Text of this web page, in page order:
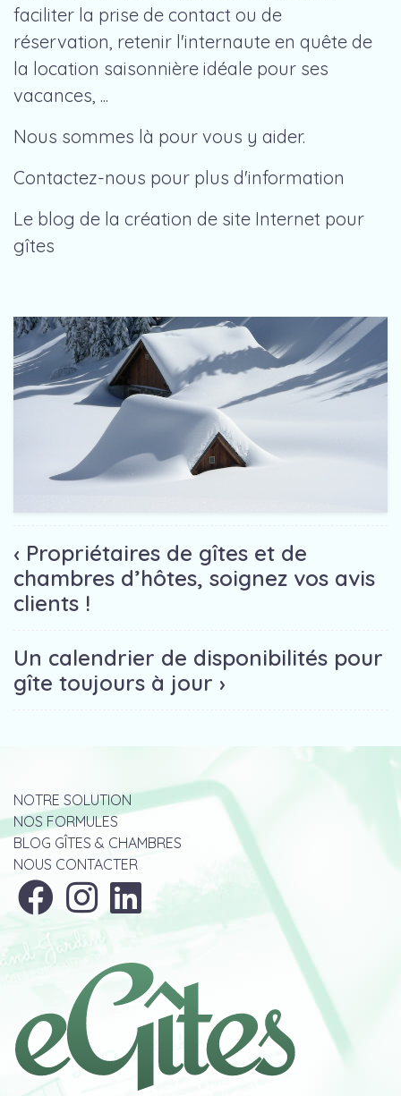
‹ Propriétaires de gîtes et de
chambres d’hôtes, soignez vos avis
clients !
Un calendrier de disponibilités pour
gîte toujours à jour ›
faciliter la prise de contact ou de
réservation, retenir l'internaute en quête de
la location saisonnière idéale pour ses
vacances, ...
Nous sommes là pour vous y aider.
Contactez-nous pour plus d'information
Le blog de la création de site Internet pour
gîtes
NOTRE SOLUTION
NOS FORMULES
BLOG GÎTES & CHAMBRES
NOUS CONTACTER